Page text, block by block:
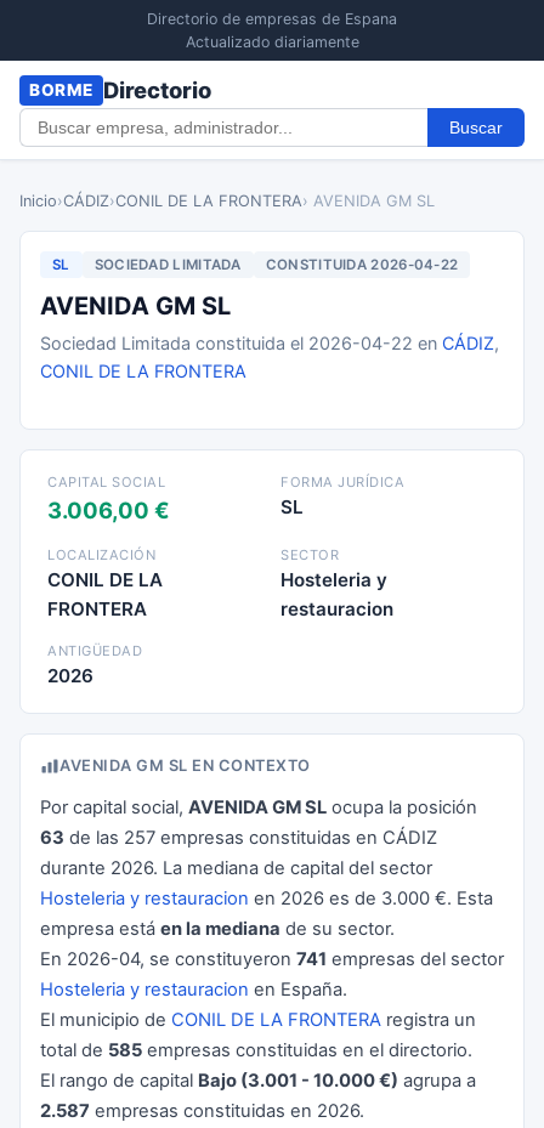
Directorio de empresas de Espana
Actualizado diariamente
BORME Directorio
Buscar
Inicio›CÁDIZ›CONIL DE LA FRONTERA› AVENIDA GM SL
SL SOCIEDAD LIMITADA CONSTITUIDA 2026-04-22
AVENIDA GM SL
Sociedad Limitada constituida el 2026-04-22 en CÁDIZ,
CONIL DE LA FRONTERA
CAPITAL SOCIAL
3.006,00 €
FORMA JURÍDICA
SL
LOCALIZACIÓN
CONIL DE LA
FRONTERA
SECTOR
Hosteleria y
restauracion
ANTIGÜEDAD
2026
AVENIDA GM SL EN CONTEXTO
Por capital social, AVENIDA GM SL ocupa la posición
63 de las 257 empresas constituidas en CÁDIZ
durante 2026. La mediana de capital del sector
Hosteleria y restauracion en 2026 es de 3.000 €. Esta
empresa está en la mediana de su sector.
En 2026-04, se constituyeron 741 empresas del sector
Hosteleria y restauracion en España.
El municipio de CONIL DE LA FRONTERA registra un
total de 585 empresas constituidas en el directorio.
El rango de capital Bajo (3.001 - 10.000 €) agrupa a
2.587 empresas constituidas en 2026.